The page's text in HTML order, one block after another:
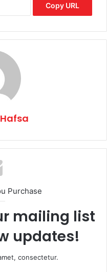
Copy URL
Purchase
mailing list
updates!
consectetur.